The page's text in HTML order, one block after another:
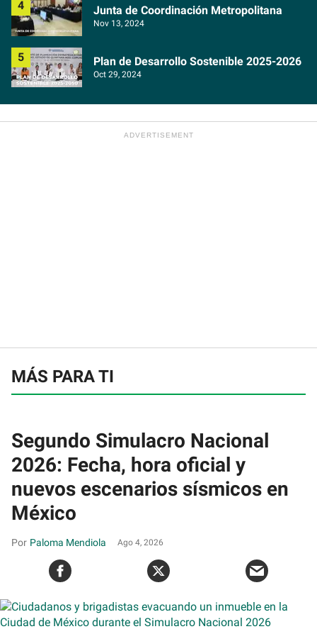
Junta de Coordinación Metropolitana
Nov 13, 2024
Plan de Desarrollo Sostenible 2025-2026
Oct 29, 2024
MÁS PARA TI
Segundo Simulacro Nacional
2026: Fecha, hora oficial y
nuevos escenarios sísmicos en
México
Paloma Mendiola Ago 4, 2026